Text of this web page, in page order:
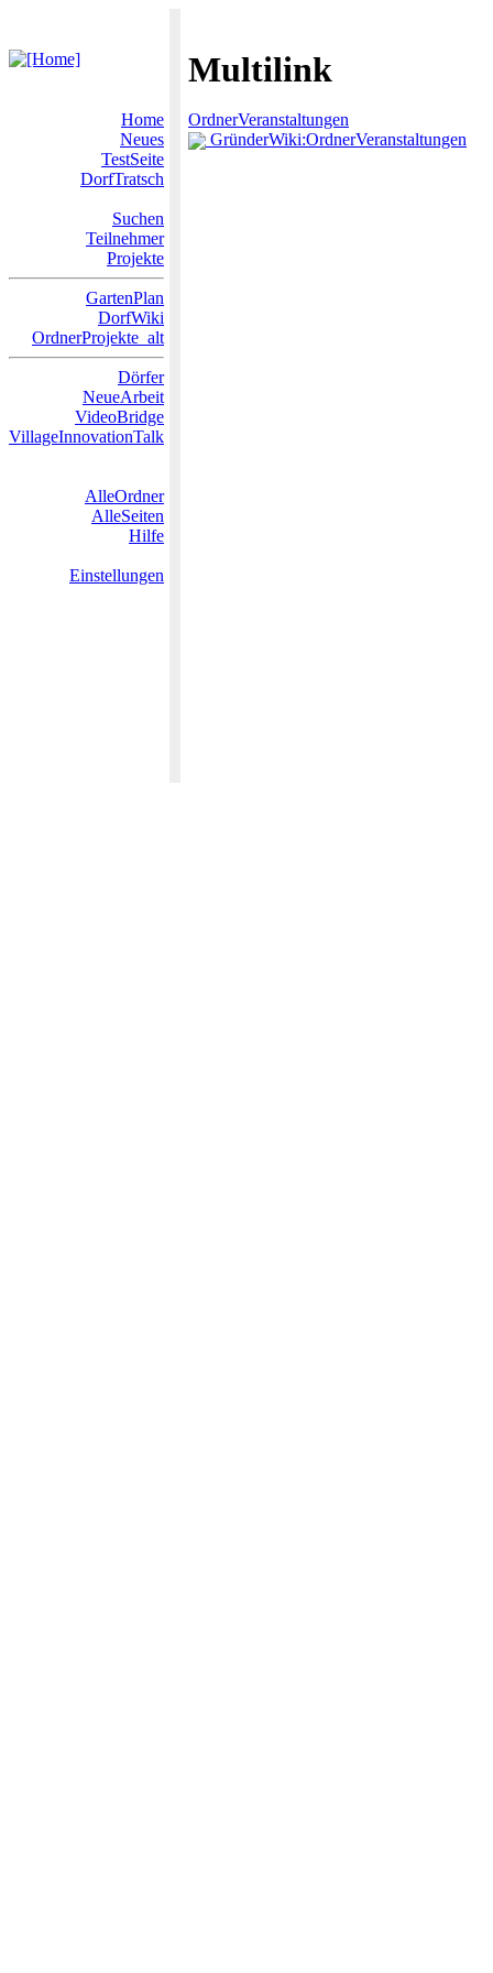
Multilink
Home
Neues
TestSeite
DorfTratsch
Suchen
Teilnehmer
Projekte
GartenPlan
DorfWiki
OrdnerProjekte_alt
Dörfer
NeueArbeit
VideoBridge
VillageInnovationTalk
AlleOrdner
AlleSeiten
Hilfe
Einstellungen
OrdnerVeranstaltungen
GründerWiki:OrdnerVeranstaltungen